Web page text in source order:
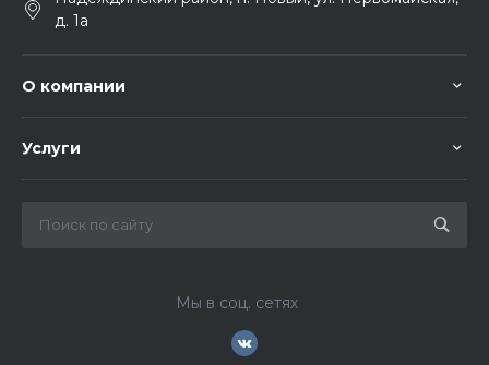
д. 1а
О компании
Услуги
Мы в соц. сетях